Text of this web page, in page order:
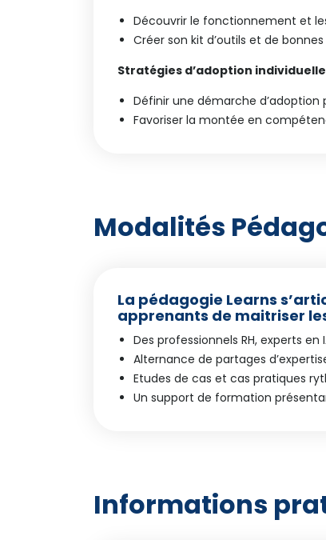
Découvrir le fonctionnement et
Créer son kit d’outils et de
Stratégies d’adoption
Définir une démarche d’adoption
Favoriser la montée en
Modalités
La pédagogie Learns
apprenants de maitriser
Des professionnels RH, experts
Alternance de partages
Etudes de cas et cas pratiques
Un support de formation
Informations